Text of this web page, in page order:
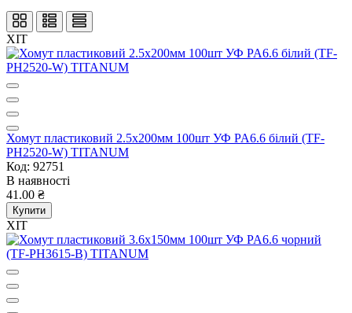
ХІТ
Хомут пластиковий 2.5x200мм 100шт УФ PA6.6 білий (TF-
PH2520-W) TITANUM
Код: 92751
В наявності
41.00 ₴
Купити
ХІТ